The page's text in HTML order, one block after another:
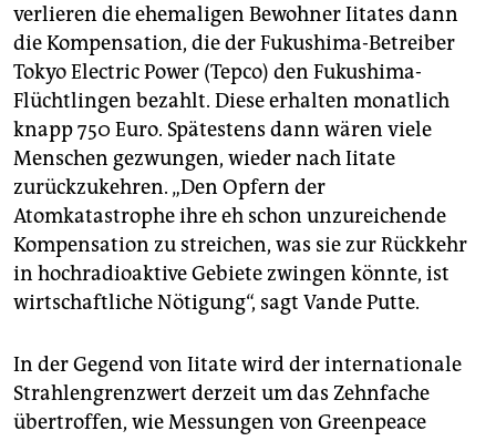
verlieren die ehemaligen Bewohner Iitates dann
die Kompensation, die der Fukushima-Betreiber
Tokyo Electric Power (Tepco) den Fukushima-
Flüchtlingen bezahlt. Diese erhalten monatlich
knapp 750 Euro. Spätestens dann wären viele
Menschen gezwungen, wieder nach Iitate
zurückzukehren. „Den Opfern der
Atomkatastrophe ihre eh schon unzureichende
Kompensation zu streichen, was sie zur Rückkehr
in hochradioaktive Gebiete zwingen könnte, ist
wirtschaftliche Nötigung“, sagt Vande Putte.
In der Gegend von Iitate wird der internationale
Strahlengrenzwert derzeit um das Zehnfache
übertroffen, wie Messungen von Greenpeace